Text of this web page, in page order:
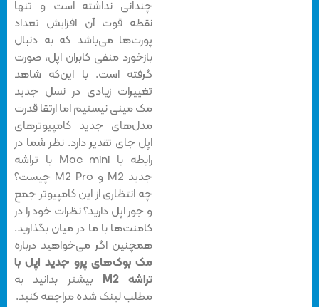
چندانی نداشته‌ است و تنها
نقطه قوت آن افزایش تعداد
پورت‌ها می‌باشد که به دنبال
بازخورد منفی کابران اپل، صورت
گرفته است. با این‌که شاهد
تغییرات زیادی در نسل جدید
مک مینی نیستیم اما ارتقا قدرت
مدل‌های جدید کامپیوترهای
اپل جای تقدیر دارد. نظر شما در
رابطه با Mac mini با تراشه
جدید M2 و M2 Pro چیست؟
چه انتظاری از این کامپیوتر جمع
و جور اپل دارید؟ نظرات خود را در
کامنت‌ها با ما در میان بگذارید.
همچنین اگر می‌خواهید درباره
مک بوک‌‌های پرو جدید اپل با
تراشه M2
بیشتر بدانید به
مطلب لینک شده مراجعه کنید.